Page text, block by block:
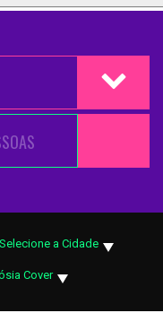
Selecione a Cidade
Cover